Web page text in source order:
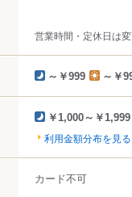
営業時間・定休日は
～￥999 ～￥
￥1,000～￥1,999
利用金額分布を見る
カード不可